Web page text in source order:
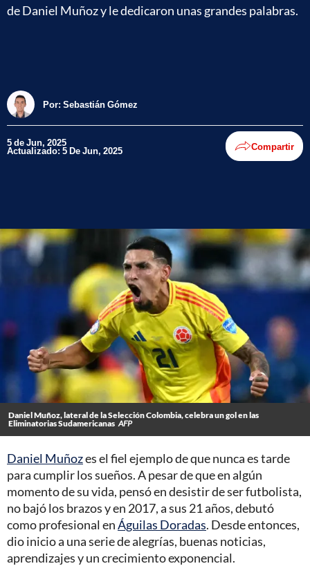
de Daniel Muñoz y le dedicaron unas grandes palabras.
Por: Sebastián Gómez
5 de Jun, 2025
Actualizado: 5 De Jun, 2025 Compartir
Daniel Muñoz, lateral de la Selección Colombia, celebra un gol en las
Eliminatorias Sudamericanas AFP
Daniel Muñozes el fiel ejemplo de que nunca es tarde
para cumplir los sueños. A pesar de que en algún
momento de su vida, pensó en desistir de ser futbolista,
no bajó los brazos y en 2017, a sus 21 años, debutó
como profesional enÁguilas Doradas. Desde entonces,
dio inicio a una serie de alegrías, buenas noticias,
aprendizajes y un crecimiento exponencial.